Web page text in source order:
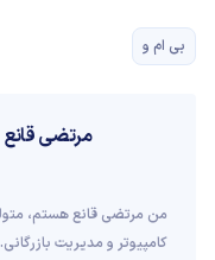
بی ام و
مرتضی قانع